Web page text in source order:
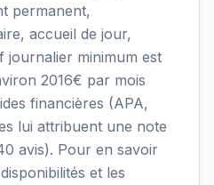
permanent,
accueil de jour,
journalier minimum est
2016€ par mois
financières (APA,
lui attribuent une note
avis). Pour en savoir
et les